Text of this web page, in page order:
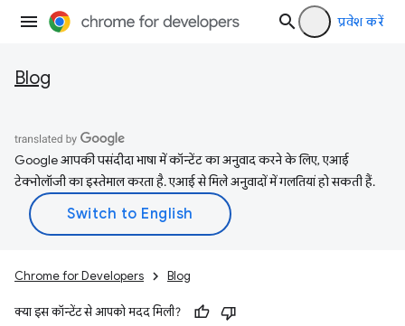
प्रवेश करें
Blog
Google आपकी पसंदीदा भाषा में कॉन्टेंट का अनुवाद करने के लिए, एआई
टेक्नोलॉजी का इस्तेमाल करता है. एआई से मिले अनुवादों में गलतियां हो सकती हैं.
Chrome for Developers Blog
क्या इस कॉन्टेंट से आपको मदद मिली?